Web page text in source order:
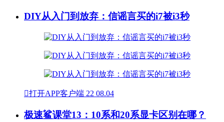
DIY从入门到放弃：信谣言买的i7被i3秒
打开APP客户端 22 08.04
极速鲨课堂13：10系和20系显卡区别在哪？